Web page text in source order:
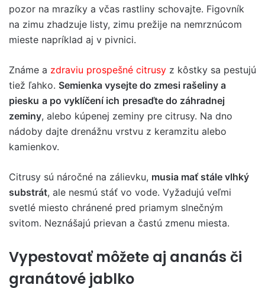
pozor na mrazíky a včas rastliny schovajte. Figovník
na zimu zhadzuje listy, zimu prežije na nemrznúcom
mieste napríklad aj v pivnici.
Známe a zdraviu prospešné citrusy z kôstky sa pestujú
tiež ľahko. Semienka vysejte do zmesi rašeliny a
piesku a po vyklíčení ich presaďte do záhradnej
zeminy, alebo kúpenej zeminy pre citrusy. Na dno
nádoby dajte drenážnu vrstvu z keramzitu alebo
kamienkov.
Citrusy sú náročné na zálievku, musia mať stále vlhký
substrát, ale nesmú stáť vo vode. Vyžadujú veľmi
svetlé miesto chránené pred priamym slnečným
svitom. Neznášajú prievan a častú zmenu miesta.
Vypestovať môžete aj ananás či
granátové jablko